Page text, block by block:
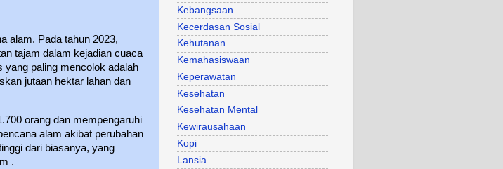
alam. Pada tahun 2023,
tajam dalam kejadian cuaca
yang paling mencolok adalah
jutaan hektar lahan dan
orang dan mempengaruhi
alam akibat perubahan
dari biasanya, yang
.
Kebangsaan
Kecerdasan Sosial
Kehutanan
Kemahasiswaan
Keperawatan
Kesehatan
Kesehatan Mental
Kewirausahaan
Kopi
Lansia